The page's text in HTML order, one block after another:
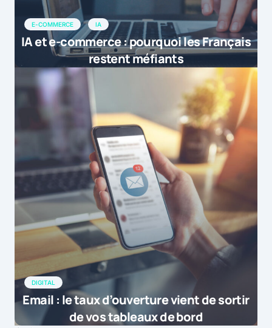
E-COMMERCE IA
IA et e-commerce : pourquoi les Français
restent méfiants
DIGITAL
Email : le taux d’ouverture vient de sortir
de vos tableaux de bord